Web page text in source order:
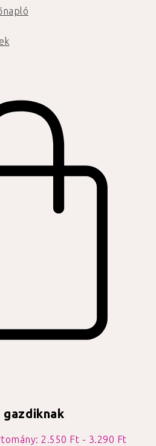
2.550 Ft - 3.290 Ft